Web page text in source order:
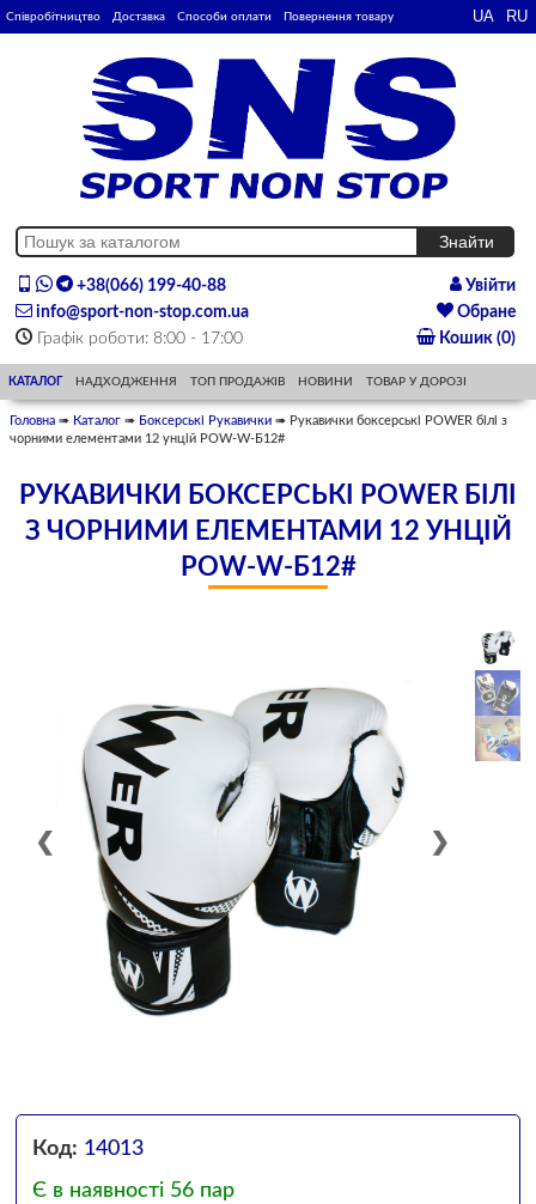
Співробітництво Доставка Способи оплати Повернення товару
+38(066) 199-40-88
info@sport-non-stop.com.ua
Графік роботи: 8:00 - 17:00
Увійти
Обране
Кошик (0)
КАТАЛОГ НАДХОДЖЕННЯ ТОП ПРОДАЖІВ НОВИНИ ТОВАР У ДОРОЗІ
Головна ➠ Каталог ➠ Боксерські Рукавички ➠ Рукавички боксерські POWER білі з
чорними елементами 12 унцій POW-W-Б12#
РУКАВИЧКИ БОКСЕРСЬКІ POWER БІЛІ
З ЧОРНИМИ ЕЛЕМЕНТАМИ 12 УНЦІЙ
POW-W-Б12#
❮ ❯
Код: 14013
Є в наявності 56 пар